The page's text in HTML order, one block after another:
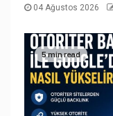
04 Ağustos 2026
5 min read